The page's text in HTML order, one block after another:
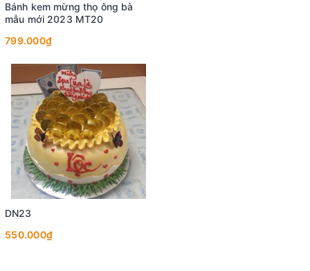
Bánh kem mừng thọ ông bà
mẫu mới 2023 MT20
799.000₫
DN23
550.000₫